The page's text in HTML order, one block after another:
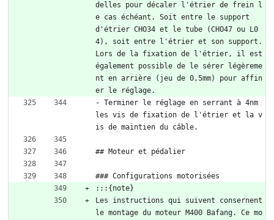
delles pour décaler l'étrier de frein l
e cas échéant. Soit entre le support
d'étrier CHO34 et le tube (CHO47 ou L0
4), soit entre l'étrier et son support.
Lors de la fixation de l'étrier, il est
également possible de le sérer légèreme
nt en arrière (jeu de 0,5mm) pour affin
er le réglage.
- Terminer le réglage en serrant à 4nm
les vis de fixation de l'étrier et la v
is de maintien du câble.
## Moteur et pédalier
### Configurations motorisées
:::{note}
Les instructions qui suivent consernent
le montage du moteur M400 Bafang. Ce mo